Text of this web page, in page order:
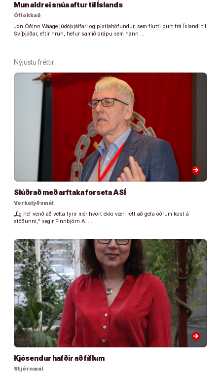
Mun aldrei snúa aftur til Íslands
Óflokkað
Jón Óðinn Waage júdóþjálfari og pistlahöfundur, sem flutti burt frá Íslandi til
Svíþjóðar, eftir hrun, hefur samið drápu sem hann …
Nýjustu fréttir
arrow_forward
Slúðrað með arftaka forseta ASÍ
Verkalýðsmál
„Ég hef verið að velta fyrir mér hvort ekki væri rétt að gefa öðrum kost á
stöðunni,“ segir Finnbjörn A. …
arrow_forward
Kjósendur hafðir að fíflum
Stjórnmál